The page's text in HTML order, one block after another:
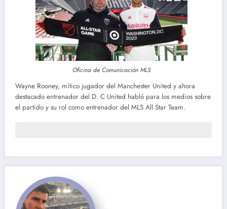
Oficina de Comunicación MLS
Wayne Rooney, mítico jugador del Manchester United y ahora
destacado entrenador del D. C United habló para los medios sobre
el partido y su rol como entrenador del MLS All Star Team.